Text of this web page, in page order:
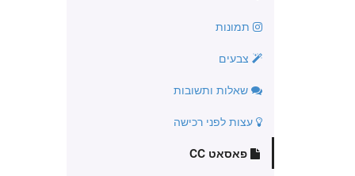
תמונות
צבעים
שאלות ותשובות
עצות לפני רכישה
פאסאט CC